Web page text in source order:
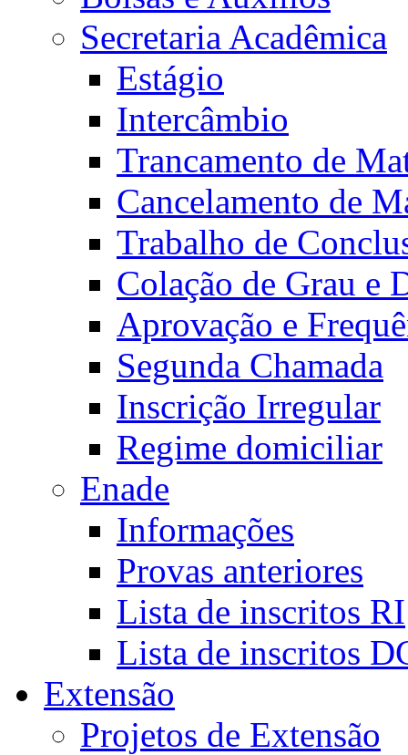
Secretaria Acadêmica
Estágio
Intercâmbio
Trancamento de
Cancelamento de
Trabalho de
Colação de Grau e
Aprovação e
Segunda Chamada
Inscrição Irregular
Regime domiciliar
Enade
Informações
Provas anteriores
Lista de inscritos RI
Lista de inscritos
Extensão
Projetos de Extensão